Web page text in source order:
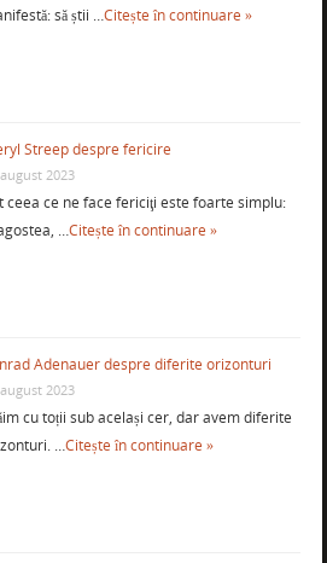
să știi …Citește în continuare »
Streep despre fericire
2023
ceea ce ne face fericiţi este foarte simplu:
…Citește în continuare »
Adenauer despre diferite orizonturi
2023
cu toții sub același cer, dar avem diferite
…Citește în continuare »